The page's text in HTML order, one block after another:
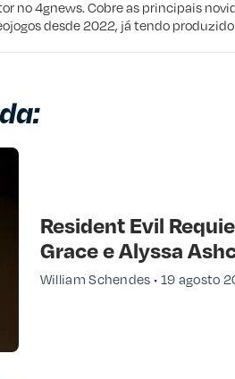
no 4gnews. Cobre as principais
desde 2022, já tendo
Resident Evil
Grace e Alyssa
William Schendes 19 agosto